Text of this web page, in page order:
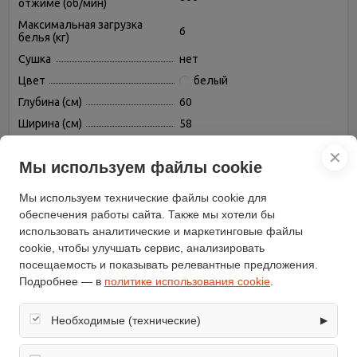
отжиме (об/мин)
Максимальная загрузка
белья (кг)
6
Сушка
нет
Цвет
белый
Глубина (см)
60
Ширина (см)
58
Управление
электронное
стирки
A
Класс энергопотребления
A
Класс эффективности
отжима
D
Защита от детей
нет
Расход воды за стирку
45
Выбор скорости отжима
есть
✕
Мы используем файлы cookie
Мы используем технические файлы cookie для
обеспечения работы сайта. Также мы хотели бы
использовать аналитические и маркетинговые файлы
cookie, чтобы улучшать сервис, анализировать
посещаемость и показывать релевантные предложения.
Подробнее — в политике использования cookie
Необходимые (технические) ▶
Обеспечивают корректную работу сайта: оформление